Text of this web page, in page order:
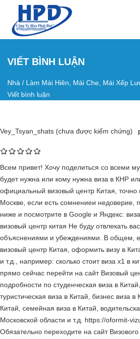
Nhảy đến nội dung
VIẾT BÌNH LUẬN
Bạn đang ở đây
Nhà / Làm Mái Hiên, Mái Che, Mái Xếp
Viết bình luận
Vey_Tsyan_shats (chưa được kiểm chứng)
Всем привет! Хочу поделиться со всеми
будет нужна или кому нужна виза в КНР
официальный визовый центр Китая, точно
Москве, если есть сомнениеи недоверие,
ниже и посмотрите в Google и Яндекс: виза
визовый центр китая Не буду отвлекать
объяснениями и убеждениями. В общем,
визовый центр Китая, оформить визу в
и т.д., например: сколько стоит виза x1 в
прямо сейчас перейти на сайт Визовый
подробности по студенческая виза в
туристическая виза в Китай, бизнес виза
Китай, семейная виза в Китай,
Московской области и т.д. https://oformit-
Обязательно переходите на сайт